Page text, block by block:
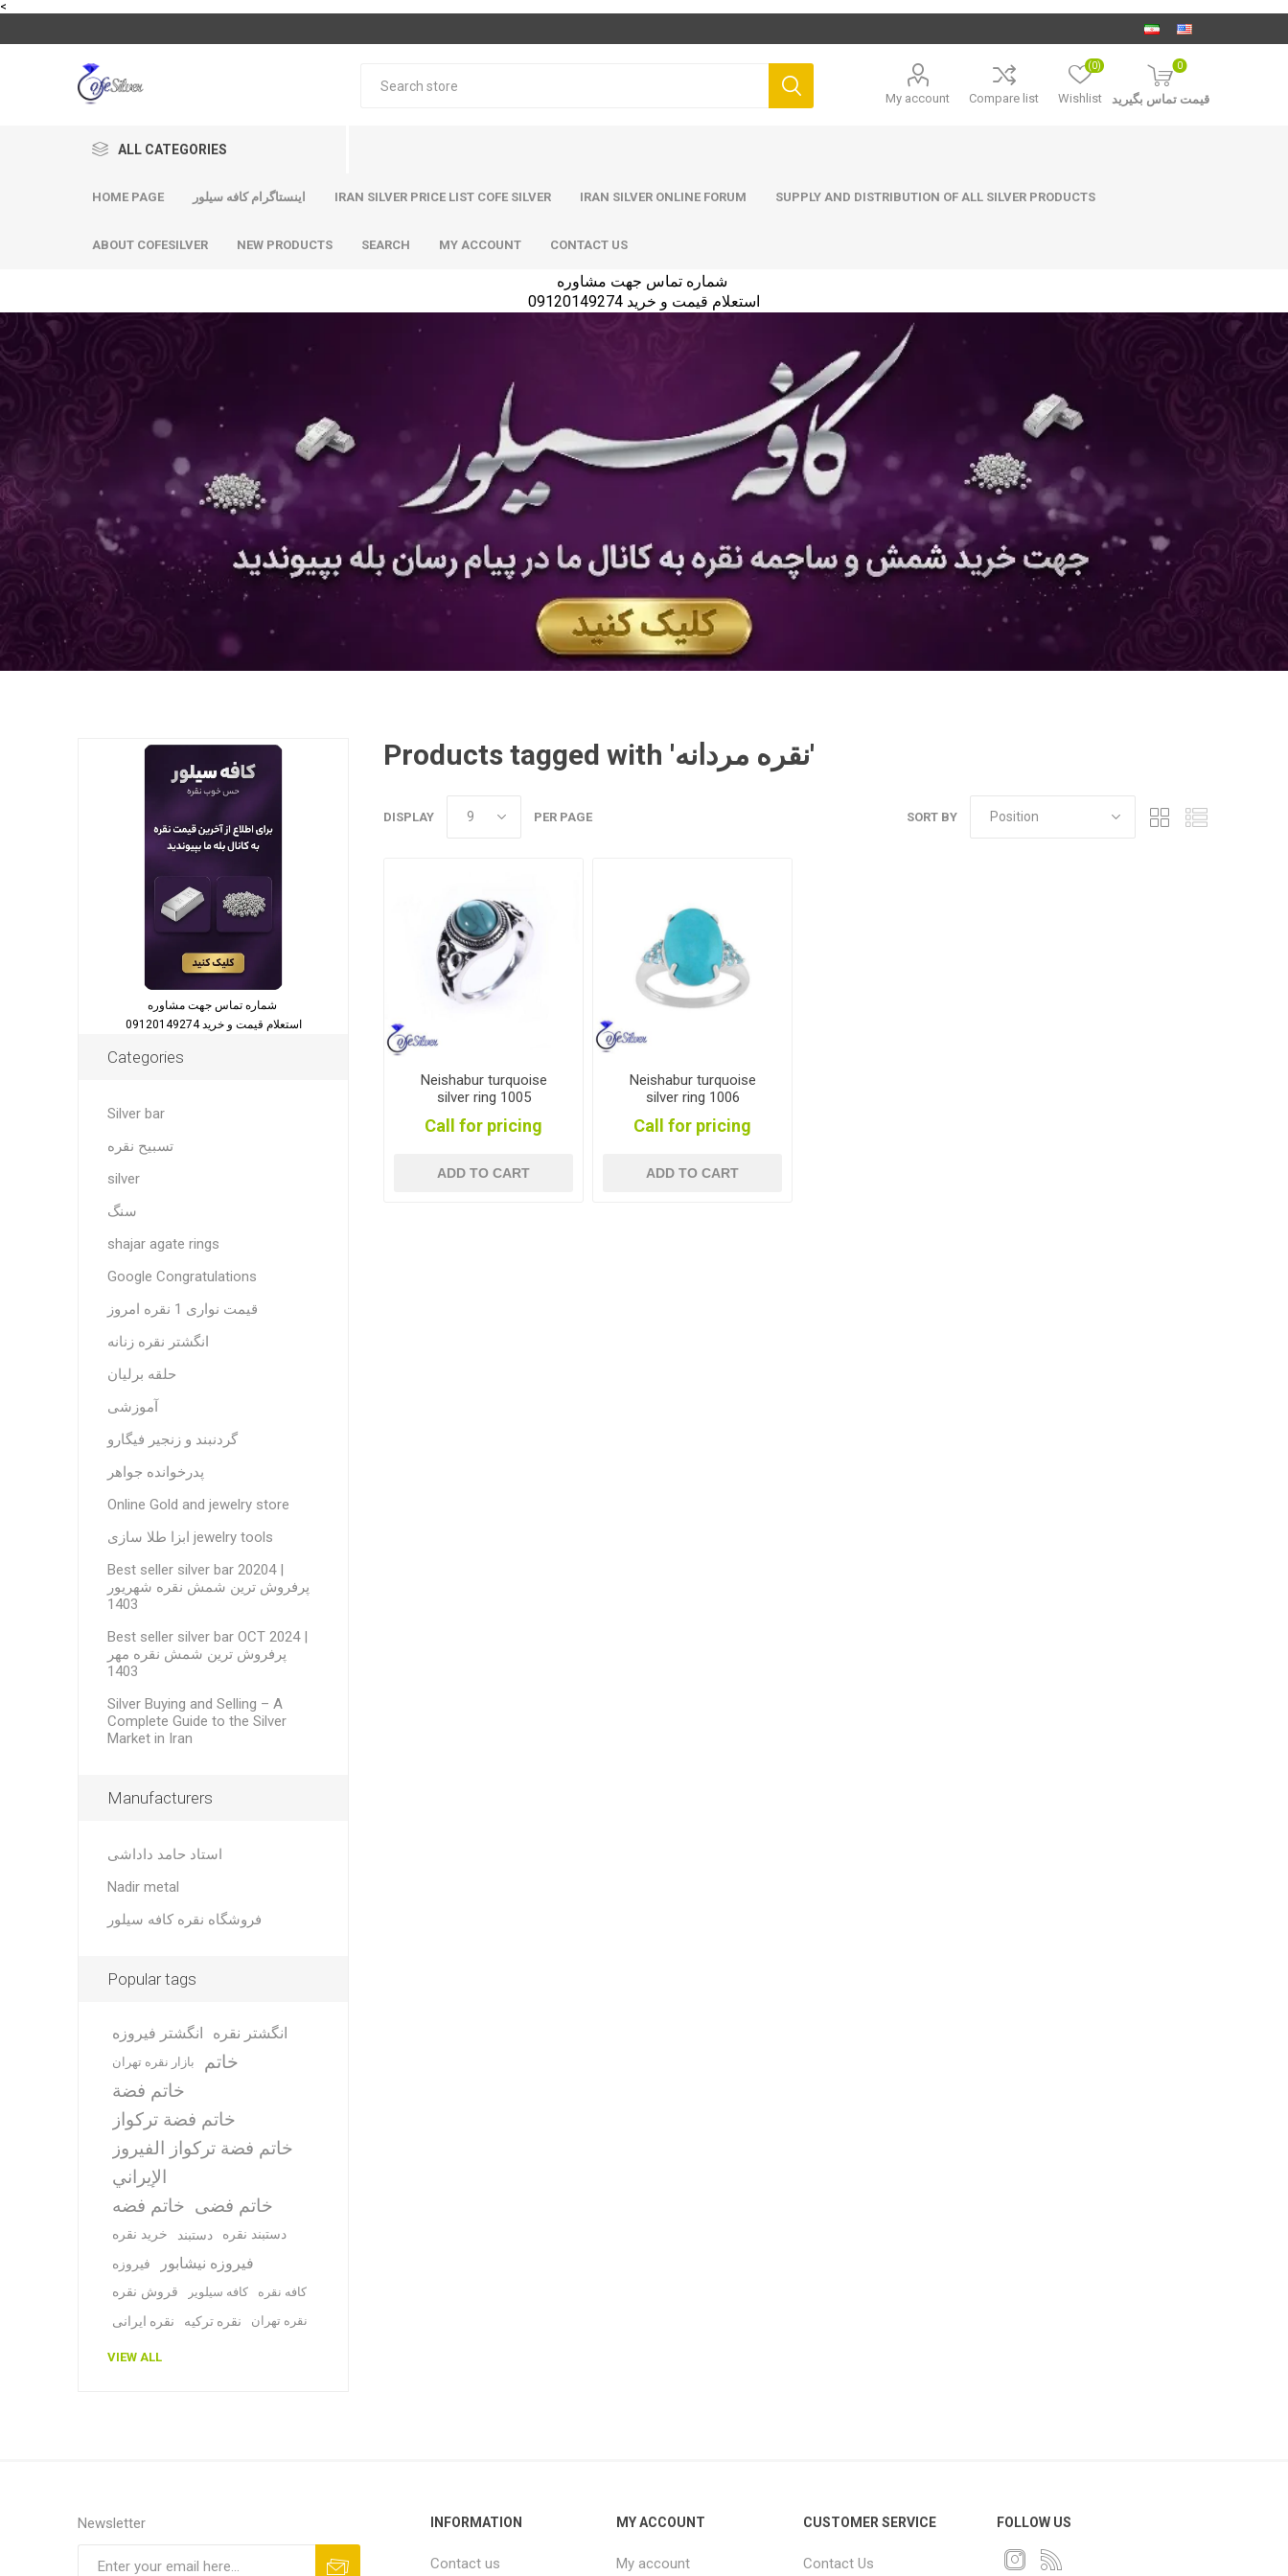
<
My account Compare list Wishlist
(0) 0
قیمت تماس بگیرید
ALL CATEGORIES
HOME PAGE اینستاگرام کافه سیلور IRAN SILVER PRICE LIST COFE SILVER IRAN SILVER ONLINE FORUM SUPPLY AND DISTRIBUTION OF ALL SILVER PRODUCTS
ABOUT COFESILVER NEW PRODUCTS SEARCH MY ACCOUNT CONTACT US
استعلام قیمت و خرید 09120149274
Products tagged with 'نقره مردانه'
SORT BY
DISPLAY PER PAGE
Neishabur turquoise
silver ring 1005
Call for pricing
ADD TO CART
Neishabur turquoise
silver ring 1006
Call for pricing
ADD TO CART
استعلام قیمت و خرید 09120149274
Categories
Silver bar
تسبیح نقره
silver
سنگ
shajar agate rings
Google Congratulations
قیمت نواری 1 نقره امروز
انگشتر نقره زنانه
حلقه برلیان
آموزشی
گردنبند و زنجیر فیگارو
پدرخوانده جواهر
Online Gold and jewelry store
ابزا طلا سازی jewelry tools
Best seller silver bar 20204 |
پرفروش ترین شمش نقره شهریور
1403
Best seller silver bar OCT 2024 |
پرفروش ترین شمش نقره مهر
1403
Silver Buying and Selling – A
Complete Guide to the Silver
Market in Iran
Manufacturers
استاد حامد داداشی
Nadir metal
فروشگاه نقره کافه سیلور
Popular tags
انگشتر فیروزه انگشتر نقره
بازار نقره تهران
خاتم
خاتم فضة
خاتم فضة تركواز
خاتم فضة تركواز الفيروز
الإيراني
خاتم فضه خاتم فضی
خرید نقره دستبند دستبند نقره
فیروزه فیروزه نیشابور
قروش نقره کافه سیلویر کافه نقره
نقره ایرانی نقره ترکیه نقره تهران
VIEW ALL
Newsletter INFORMATION
Contact us
MY ACCOUNT
My account
CUSTOMER SERVICE
Contact Us
FOLLOW US